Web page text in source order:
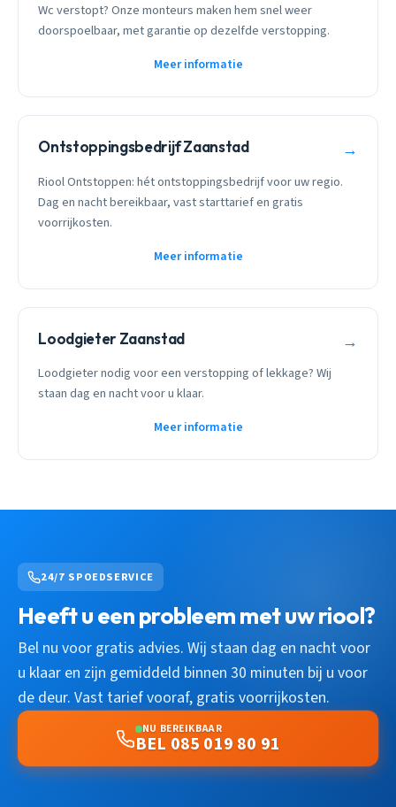
Wc verstopt? Onze monteurs maken hem snel weer
doorspoelbaar, met garantie op dezelfde verstopping.
Meer informatie
Ontstoppingsbedrijf Zaanstad →
Riool Ontstoppen: hét ontstoppingsbedrijf voor uw regio.
Dag en nacht bereikbaar, vast starttarief en gratis
voorrijkosten.
Meer informatie
Loodgieter Zaanstad →
Loodgieter nodig voor een verstopping of lekkage? Wij
staan dag en nacht voor u klaar.
Meer informatie
24/7 SPOEDSERVICE
Heeft u een probleem met uw riool?
Bel nu voor gratis advies. Wij staan dag en nacht voor
u klaar en zijn gemiddeld binnen 30 minuten bij u voor
de deur. Vast tarief vooraf, gratis voorrijkosten.
NU BEREIKBAAR
BEL 085 019 80 91